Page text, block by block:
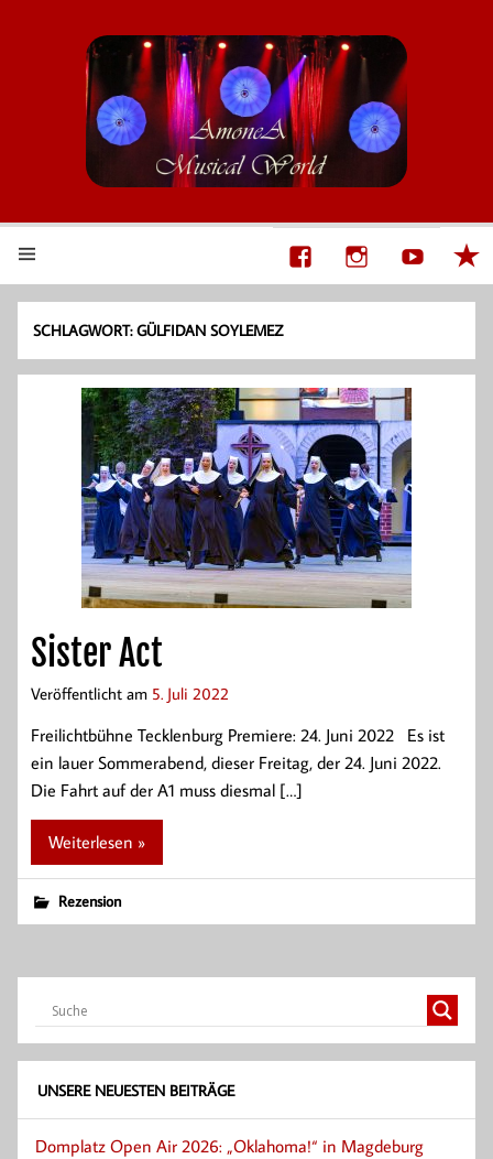
SCHLAGWORT:GÜLFIDAN SOYLEMEZ
Sister Act
Veröffentlicht am 5. Juli 2022
Freilichtbühne Tecklenburg Premiere: 24. Juni 2022 Es ist
ein lauer Sommerabend, dieser Freitag, der 24. Juni 2022.
Die Fahrt auf der A1 muss diesmal […]
Weiterlesen »
Rezension
UNSERE NEUESTEN BEITRÄGE
Domplatz Open Air 2026: „Oklahoma!“ in Magdeburg